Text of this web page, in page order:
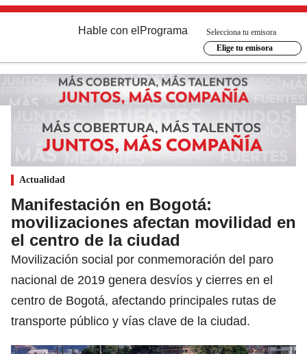
Hable con el Programa
Selecciona tu emisora
Elige tu emisora
Actualidad
Manifestación en Bogotá:
movilizaciones afectan movilidad en
el centro de la ciudad
Movilización social por conmemoración del paro
nacional de 2019 genera desvíos y cierres en el
centro de Bogotá, afectando principales rutas de
transporte público y vías clave de la ciudad.